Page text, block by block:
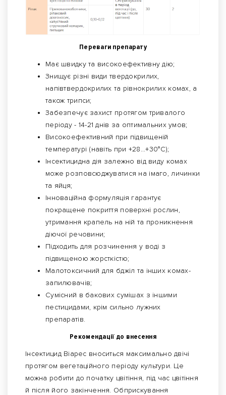
Переваги препарату
Має швидку та високоефективну дію;
Знищує різні види твердокрилих,
напівтвердокрилих та рівнокрилих комах, а
також трипси;
Забезпечує захист протягом тривалого
періоду - 14-21 днів за оптимальних умов;
Високоефективний при підвищеній
температурі (навіть при +28...+30°C);
Інсектицидна дія залежно від виду комах
може розповсюджуватися на імаго, личинки
та яйця;
Інноваційна формуляція гарантує
покращене покриття поверхні рослин,
утримання крапель на ній та проникнення
діючої речовини;
Підходить для розчинення у воді з
підвищеною жорсткістю;
Малотоксичний для бджіл та інших комах-
запилювачів;
Сумісний в бакових сумішах з іншими
пестицидами, крім сильно лужних
препаратів.
Рекомендації до внесення
Інсектицид Віарес вноситься максимально двічі
протягом вегетаційного періоду культури. Це
можна робити до початку цвітіння, під час цвітіння
й після його закінчення. Обприскування